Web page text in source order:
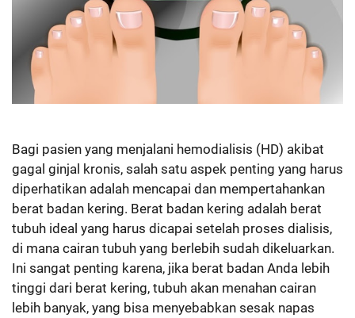
Bagi pasien yang menjalani hemodialisis (HD) akibat
gagal ginjal kronis, salah satu aspek penting yang harus
diperhatikan adalah mencapai dan mempertahankan
berat badan kering. Berat badan kering adalah berat
tubuh ideal yang harus dicapai setelah proses dialisis,
di mana cairan tubuh yang berlebih sudah dikeluarkan.
Ini sangat penting karena, jika berat badan Anda lebih
tinggi dari berat kering, tubuh akan menahan cairan
lebih banyak, yang bisa menyebabkan sesak napas